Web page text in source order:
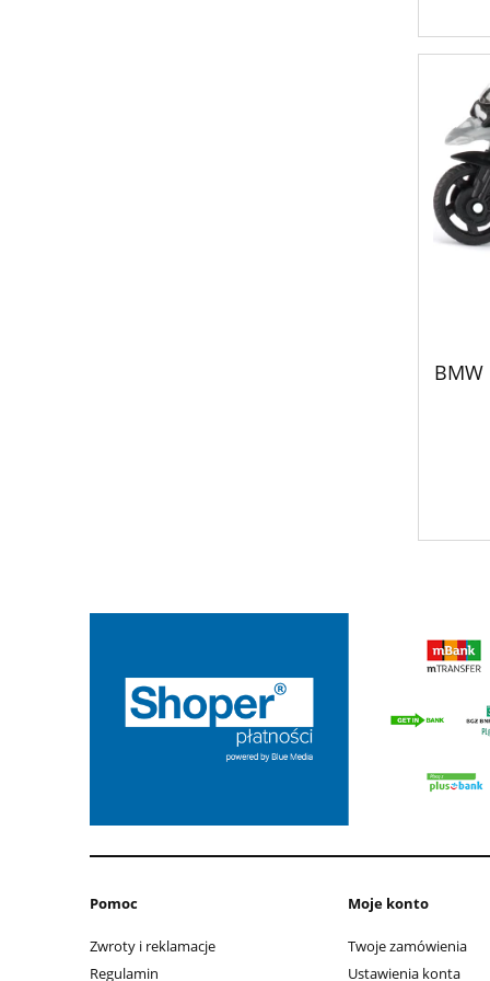
Pomoc
Zwroty i reklamacje
Regulamin
Moje konto
Twoje zamówienia
Ustawienia konta